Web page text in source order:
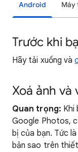
Android Máy
Trước khi
Hãy tải xuống và
Xoá ảnh và
Quan trọng: Khi
Google Photos,
bị của bạn. Tức
bản sao trên